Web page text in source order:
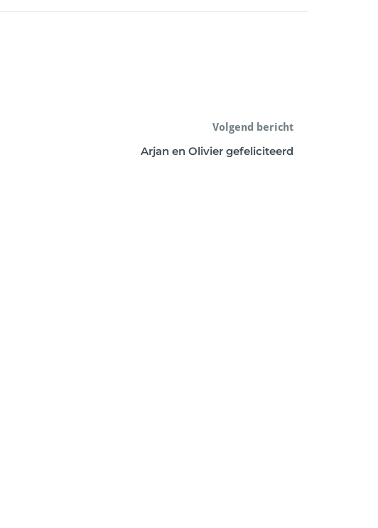
Volgend bericht
Arjan en Olivier gefeliciteerd